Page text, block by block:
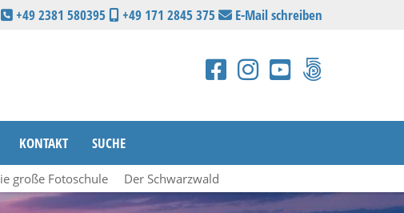
+49 2381 580395 +49 171 2845 375 E-Mail schreiben
KONTAKT SUCHE
große Fotoschule Der Schwarzwald